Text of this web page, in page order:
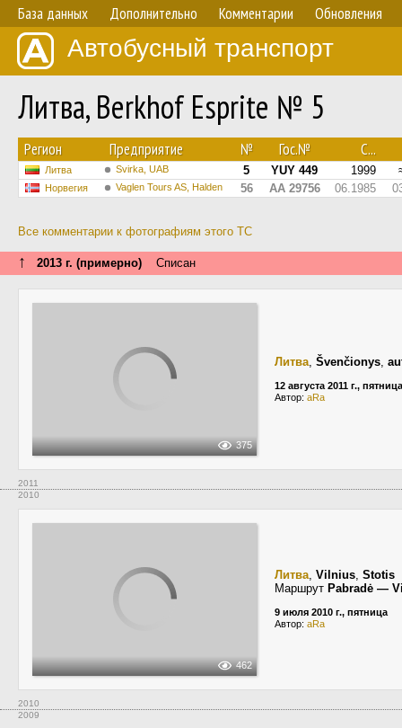
База данных Дополнительно Комментарии Обновления
Автобусный транспорт
Литва, Berkhof Esprite № 5
Регион Предприятие № Гос.№ С...
Литва Svirka, UAB 5 YUY 449 1999
Норвегия Vaglen Tours AS, Halden 56 AA 29756 06.1985
Все комментарии к фотографиям этого ТС
↑ 2013 г. (примерно) Списан
375
Литва, Švenčionys,
12 августа 2011 г., пятница
Автор: aRa
2011
2010
462
Литва, Vilnius, Stotis
Маршрут Pabradė —
9 июля 2010 г., пятница
Автор: aRa
2010
2009